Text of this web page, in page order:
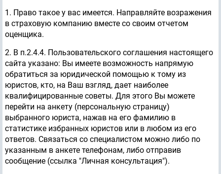
1. Право такое у вас имеется. Направляйте возражения
в страховую компанию вместе со своим отчетом
оценщика.
2. В п.2.4.4. Пользовательского соглашения настоящего
сайта указано: Вы имеете возможность напрямую
обратиться за юридической помощью к тому из
юристов, кто, на Ваш взгляд, дает наиболее
квалифицированные советы. Для этого Вы можете
перейти на анкету (персональную страницу)
выбранного юриста, нажав на его фамилию в
статистике избранных юристов или в любом из его
ответов. Связаться со специалистом можно либо по
указанным в анкете телефонам, либо отправив
сообщение (ссылка "Личная консультация").